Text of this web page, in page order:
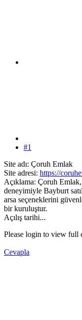
#1
Site adı: Çoruh Emlak
Site adresi: https://
Açıklama: Çoruh
deneyimiyle Bayburt
arsa seçeneklerini
bir kuruluştur.
Açılış tarihi...
Please login to view full
Cevapla